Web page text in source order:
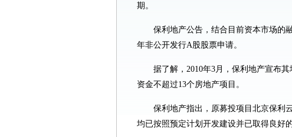
期。
保利地产公告，结合目前资本市场的
年非公开发行A股股票申请。
据了解，2010年3月，保利地产宣布
资金不超过13个房地产项目。
保利地产指出，原募投项目北京保利
均已按照预定计划开发建设并已取得良好